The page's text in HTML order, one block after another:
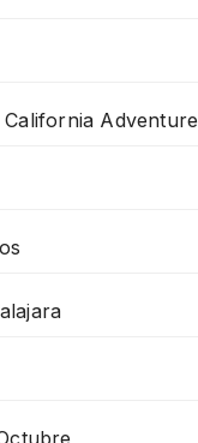
California Adventure